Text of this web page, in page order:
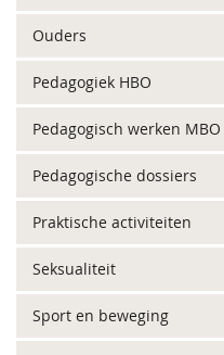
Ouders
Pedagogiek HBO
Pedagogisch werken MBO
Pedagogische dossiers
Praktische activiteiten
Seksualiteit
Sport en beweging